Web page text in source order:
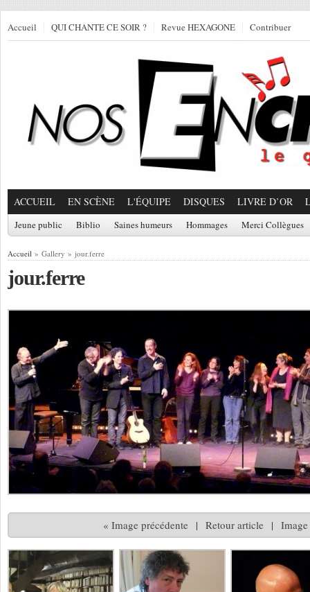
Accueil QUI CHANTE CE SOIR ? Revue HEXAGONE Contribuer
ACCUEIL EN SCÈNE L'ÉQUIPE DISQUES LIVRE D’OR
Jeune public Biblio Saines humeurs Hommages Merci Collègues
Accueil » Gallery » jour.ferre
jour.ferre
« Image précédente | Retour article |